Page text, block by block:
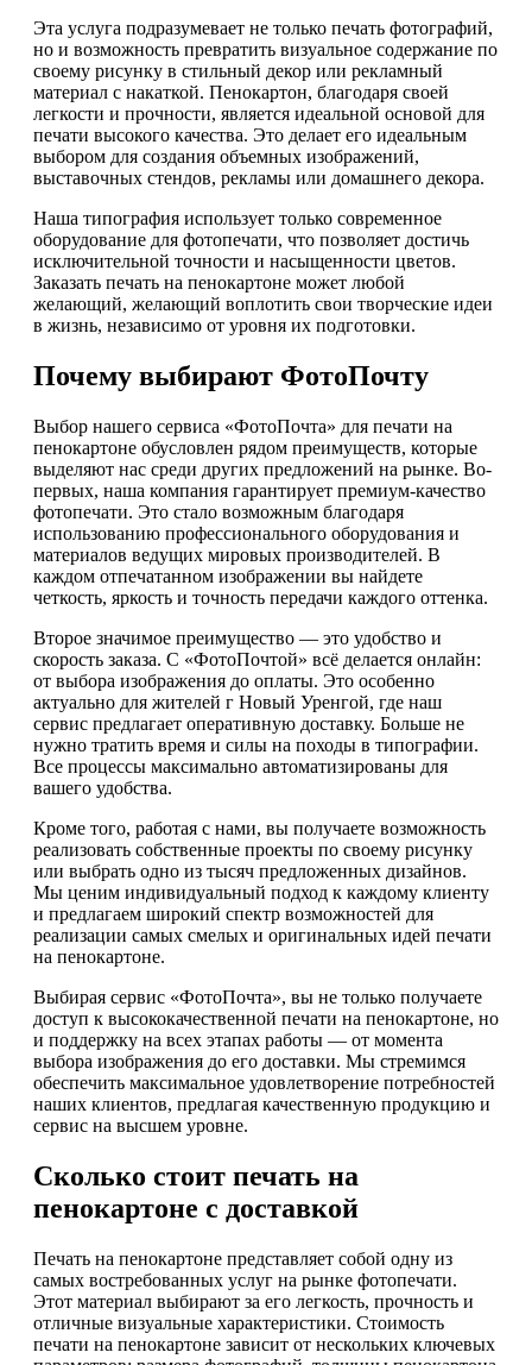
Эта услуга подразумевает не только печать фотографий,
но и возможность превратить визуальное содержание по
своему рисунку в стильный декор или рекламный
материал с накаткой. Пенокартон, благодаря своей
легкости и прочности, является идеальной основой для
печати высокого качества. Это делает его идеальным
выбором для создания объемных изображений,
выставочных стендов, рекламы или домашнего декора.
Наша типография использует только современное
оборудование для фотопечати, что позволяет достичь
исключительной точности и насыщенности цветов.
Заказать печать на пенокартоне может любой
желающий, желающий воплотить свои творческие идеи
в жизнь, независимо от уровня их подготовки.
Почему выбирают ФотоПочту
Выбор нашего сервиса «ФотоПочта» для печати на
пенокартоне обусловлен рядом преимуществ, которые
выделяют нас среди других предложений на рынке. Во-
первых, наша компания гарантирует премиум-качество
фотопечати. Это стало возможным благодаря
использованию профессионального оборудования и
материалов ведущих мировых производителей. В
каждом отпечатанном изображении вы найдете
четкость, яркость и точность передачи каждого оттенка.
Второе значимое преимущество — это удобство и
скорость заказа. С «ФотоПочтой» всё делается онлайн:
от выбора изображения до оплаты. Это особенно
актуально для жителей г Новый Уренгой, где наш
сервис предлагает оперативную доставку. Больше не
нужно тратить время и силы на походы в типографии.
Все процессы максимально автоматизированы для
вашего удобства.
Кроме того, работая с нами, вы получаете возможность
реализовать собственные проекты по своему рисунку
или выбрать одно из тысяч предложенных дизайнов.
Мы ценим индивидуальный подход к каждому клиенту
и предлагаем широкий спектр возможностей для
реализации самых смелых и оригинальных идей печати
на пенокартоне.
Выбирая сервис «ФотоПочта», вы не только получаете
доступ к высококачественной печати на пенокартоне, но
и поддержку на всех этапах работы — от момента
выбора изображения до его доставки. Мы стремимся
обеспечить максимальное удовлетворение потребностей
наших клиентов, предлагая качественную продукцию и
сервис на высшем уровне.
Сколько стоит печать на
пенокартоне с доставкой
Печать на пенокартоне представляет собой одну из
самых востребованных услуг на рынке фотопечати.
Этот материал выбирают за его легкость, прочность и
отличные визуальные характеристики. Стоимость
печати на пенокартоне зависит от нескольких ключевых